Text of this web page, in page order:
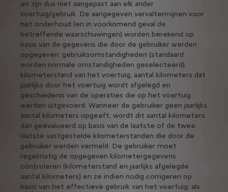
en zijn dus niet aangepast aan elk ander
voertuig/gebruik. De aangegeven vervaltermijnen voor
het onderhoud (en in voorkomend geval de
betreffende waarschuwingen) worden berekend op
basis van de gegevens die door de gebruiker werden
opgegeven: gebruiksomstandigheden (standaard
worden normale omstandigheden geselecteerd),
kilometerstand van het voertuig, aantal kilometers dat
jaarlijks door het voertuig wordt afgelegd en
geschiedenis van de operaties die op het voertuig
werden uitgevoerd. Wanneer de gebruiker geen jaarlijks
aantal kilometers opgeeft, wordt dit aantal kilometers
dan geëvalueerd op basis van de laatste of de twee
laatste vastgestelde kilometerstanden die door de
gebruiker werden vermeld. De gebruiker moet
regelmatig de opgegeven kilometergegevens
controleren (kilometerstand en jaarlijks afgelegde
aantal kilometers) en ze indien nodig corrigeren op
basis van het effectieve gebruik van het voertuig; als